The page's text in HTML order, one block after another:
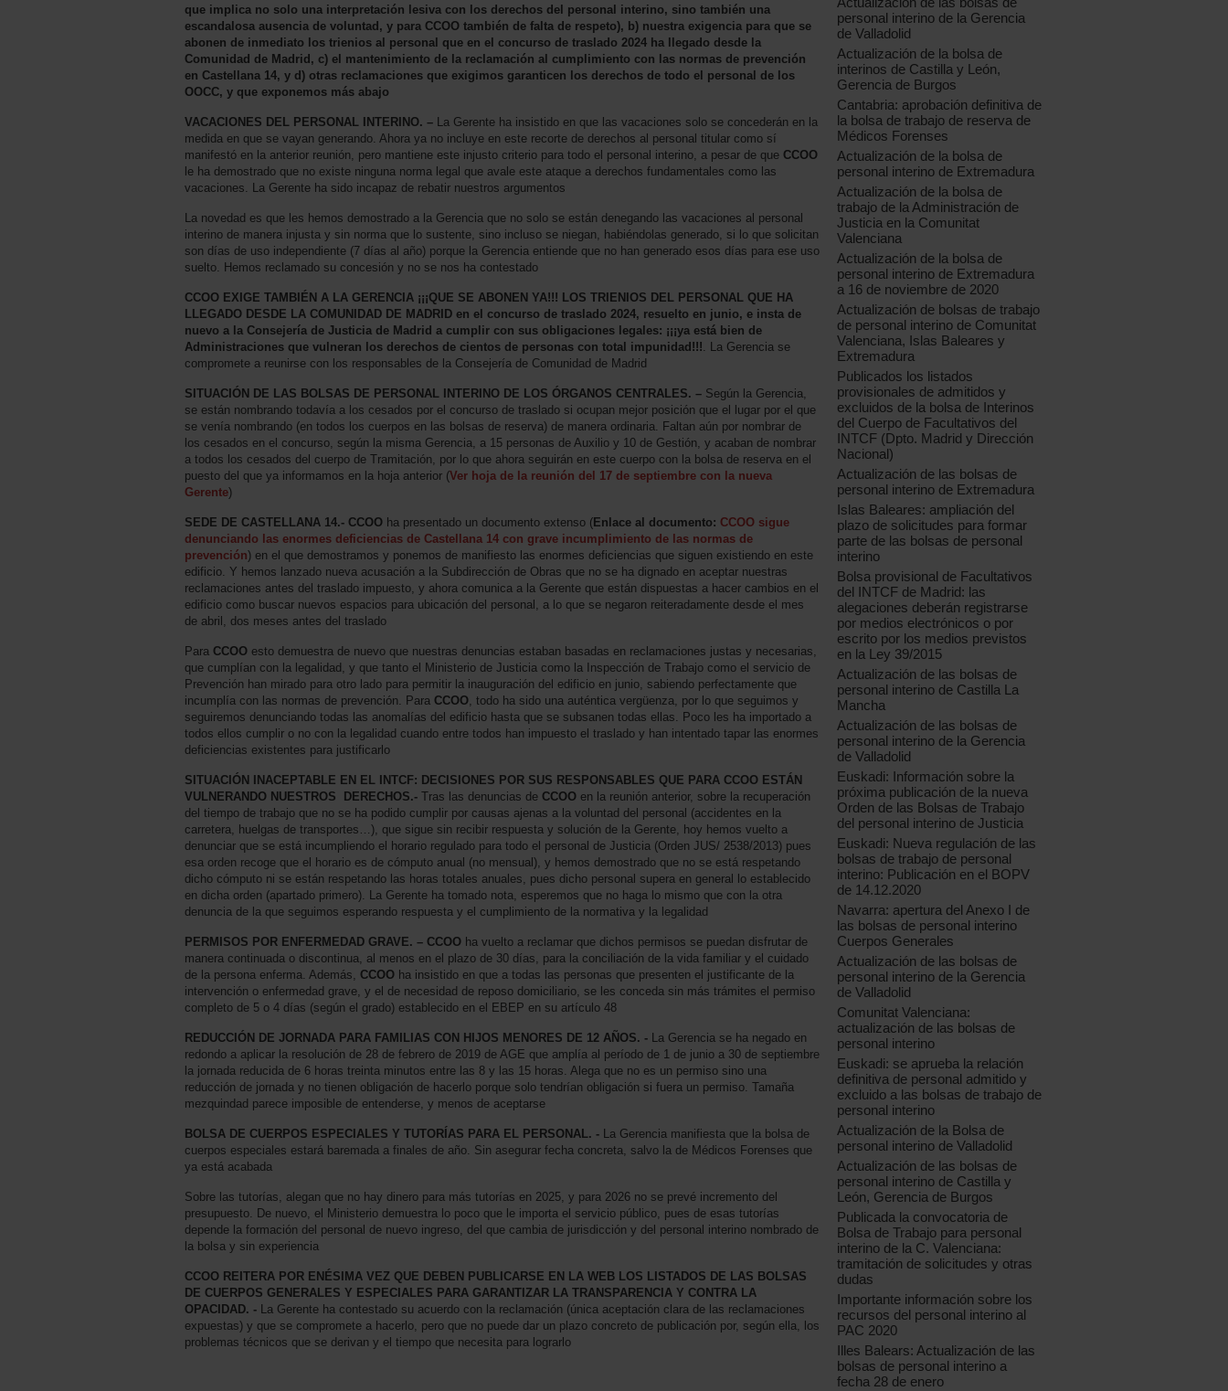
que implica no solo una interpretación lesiva con los derechos del personal interino, sino también una
escandalosa ausencia de voluntad, y para CCOO también de falta de respeto), b) nuestra exigencia para que se
abonen de inmediato los trienios al personal que en el concurso de traslado 2024 ha llegado desde la
Comunidad de Madrid, c) el mantenimiento de la reclamación al cumplimiento con las normas de prevención
en Castellana 14, y d) otras reclamaciones que exigimos garanticen los derechos de todo el personal de los
OOCC, y que exponemos más abajo
VACACIONES DEL PERSONAL INTERINO. – La Gerente ha insistido en que las vacaciones solo se concederán en la
medida en que se vayan generando. Ahora ya no incluye en este recorte de derechos al personal titular como sí
manifestó en la anterior reunión, pero mantiene este injusto criterio para todo el personal interino, a pesar de que CCOO
le ha demostrado que no existe ninguna norma legal que avale este ataque a derechos fundamentales como las
vacaciones. La Gerente ha sido incapaz de rebatir nuestros argumentos
La novedad es que les hemos demostrado a la Gerencia que no solo se están denegando las vacaciones al personal
interino de manera injusta y sin norma que lo sustente, sino incluso se niegan, habiéndolas generado, si lo que solicitan
son días de uso independiente (7 días al año) porque la Gerencia entiende que no han generado esos días para ese uso
suelto. Hemos reclamado su concesión y no se nos ha contestado
CCOO EXIGE TAMBIÉN A LA GERENCIA ¡¡¡QUE SE ABONEN YA!!! LOS TRIENIOS DEL PERSONAL QUE HA
LLEGADO DESDE LA COMUNIDAD DE MADRID en el concurso de traslado 2024, resuelto en junio, e insta de
nuevo a la Consejería de Justicia de Madrid a cumplir con sus obligaciones legales: ¡¡¡ya está bien de
Administraciones que vulneran los derechos de cientos de personas con total impunidad!!! . La Gerencia se
compromete a reunirse con los responsables de la Consejería de Comunidad de Madrid
SITUACIÓN DE LAS BOLSAS DE PERSONAL INTERINO DE LOS ÓRGANOS CENTRALES. – Según la Gerencia,
se están nombrando todavía a los cesados por el concurso de traslado si ocupan mejor posición que el lugar por el que
se venía nombrando (en todos los cuerpos en las bolsas de reserva) de manera ordinaria. Faltan aún por nombrar de
los cesados en el concurso, según la misma Gerencia, a 15 personas de Auxilio y 10 de Gestión, y acaban de nombrar
a todos los cesados del cuerpo de Tramitación, por lo que ahora seguirán en este cuerpo con la bolsa de reserva en el
puesto del que ya informamos en la hoja anterior (Ver hoja de la reunión del 17 de septiembre con la nueva
Gerente)
SEDE DE CASTELLANA 14.- CCOO ha presentado un documento extenso ( Enlace al documento: CCOO sigue
denunciando las enormes deficiencias de Castellana 14 con grave incumplimiento de las normas de
prevención) en el que demostramos y ponemos de manifiesto las enormes deficiencias que siguen existiendo en este
edificio. Y hemos lanzado nueva acusación a la Subdirección de Obras que no se ha dignado en aceptar nuestras
reclamaciones antes del traslado impuesto, y ahora comunica a la Gerente que están dispuestas a hacer cambios en el
edificio como buscar nuevos espacios para ubicación del personal, a lo que se negaron reiteradamente desde el mes
de abril, dos meses antes del traslado
Para CCOO esto demuestra de nuevo que nuestras denuncias estaban basadas en reclamaciones justas y necesarias,
que cumplían con la legalidad, y que tanto el Ministerio de Justicia como la Inspección de Trabajo como el servicio de
Prevención han mirado para otro lado para permitir la inauguración del edificio en junio, sabiendo perfectamente que
incumplía con las normas de prevención. Para CCOO , todo ha sido una auténtica vergüenza, por lo que seguimos y
seguiremos denunciando todas las anomalías del edificio hasta que se subsanen todas ellas. Poco les ha importado a
todos ellos cumplir o no con la legalidad cuando entre todos han impuesto el traslado y han intentado tapar las enormes
deficiencias existentes para justificarlo
SITUACIÓN INACEPTABLE EN EL INTCF: DECISIONES POR SUS RESPONSABLES QUE PARA CCOO ESTÁN
VULNERANDO NUESTROS DERECHOS.- Tras las denuncias de CCOO en la reunión anterior, sobre la recuperación
del tiempo de trabajo que no se ha podido cumplir por causas ajenas a la voluntad del personal (accidentes en la
carretera, huelgas de transportes…), que sigue sin recibir respuesta y solución de la Gerente, hoy hemos vuelto a
denunciar que se está incumpliendo el horario regulado para todo el personal de Justicia (Orden JUS/ 2538/2013) pues
esa orden recoge que el horario es de cómputo anual (no mensual), y hemos demostrado que no se está respetando
dicho cómputo ni se están respetando las horas totales anuales, pues dicho personal supera en general lo establecido
en dicha orden (apartado primero). La Gerente ha tomado nota, esperemos que no haga lo mismo que con la otra
denuncia de la que seguimos esperando respuesta y el cumplimiento de la normativa y la legalidad
PERMISOS POR ENFERMEDAD GRAVE. – CCOO ha vuelto a reclamar que dichos permisos se puedan disfrutar de
manera continuada o discontinua, al menos en el plazo de 30 días, para la conciliación de la vida familiar y el cuidado
de la persona enferma. Además, CCOO ha insistido en que a todas las personas que presenten el justificante de la
intervención o enfermedad grave, y el de necesidad de reposo domiciliario, se les conceda sin más trámites el permiso
completo de 5 o 4 días (según el grado) establecido en el EBEP en su artículo 48
REDUCCIÓN DE JORNADA PARA FAMILIAS CON HIJOS MENORES DE 12 AÑOS. -
La Gerencia se ha negado en
redondo a aplicar la resolución de 28 de febrero de 2019 de AGE que amplía al período de 1 de junio a 30 de septiembre
la jornada reducida de 6 horas treinta minutos entre las 8 y las 15 horas. Alega que no es un permiso sino una
reducción de jornada y no tienen obligación de hacerlo porque solo tendrían obligación si fuera un permiso. Tamaña
mezquindad parece imposible de entenderse, y menos de aceptarse
BOLSA DE CUERPOS ESPECIALES Y TUTORÍAS PARA EL PERSONAL. - La Gerencia manifiesta que la bolsa de
cuerpos especiales estará baremada a finales de año. Sin asegurar fecha concreta, salvo la de Médicos Forenses que
ya está acabada
Sobre las tutorías, alegan que no hay dinero para más tutorías en 2025, y para 2026 no se prevé incremento del
presupuesto. De nuevo, el Ministerio demuestra lo poco que le importa el servicio público, pues de esas tutorías
depende la formación del personal de nuevo ingreso, del que cambia de jurisdicción y del personal interino nombrado de
la bolsa y sin experiencia
CCOO REITERA POR ENÉSIMA VEZ QUE DEBEN PUBLICARSE EN LA WEB LOS LISTADOS DE LAS BOLSAS
DE CUERPOS GENERALES Y ESPECIALES PARA GARANTIZAR LA TRANSPARENCIA Y CONTRA LA
OPACIDAD. -
La Gerente ha contestado su acuerdo con la reclamación (única aceptación clara de las reclamaciones
expuestas) y que se compromete a hacerlo, pero que no puede dar un plazo concreto de publicación por, según ella, los
problemas técnicos que se derivan y el tiempo que necesita para lograrlo
personal interino de la Gerencia
de Valladolid
Actualización de la bolsa de
interinos de Castilla y León,
Gerencia de Burgos
Cantabria: aprobación definitiva de
la bolsa de trabajo de reserva de
Médicos Forenses
Actualización de la bolsa de
personal interino de Extremadura
Actualización de la bolsa de
trabajo de la Administración de
Justicia en la Comunitat
Valenciana
Actualización de la bolsa de
personal interino de Extremadura
a 16 de noviembre de 2020
Actualización de bolsas de trabajo
de personal interino de Comunitat
Valenciana, Islas Baleares y
Extremadura
Publicados los listados
provisionales de admitidos y
excluidos de la bolsa de Interinos
del Cuerpo de Facultativos del
INTCF (Dpto. Madrid y Dirección
Nacional)
Actualización de las bolsas de
personal interino de Extremadura
Islas Baleares: ampliación del
plazo de solicitudes para formar
parte de las bolsas de personal
interino
Bolsa provisional de Facultativos
del INTCF de Madrid: las
alegaciones deberán registrarse
por medios electrónicos o por
escrito por los medios previstos
en la Ley 39/2015
Actualización de las bolsas de
personal interino de Castilla La
Mancha
Actualización de las bolsas de
personal interino de la Gerencia
de Valladolid
Euskadi: Información sobre la
próxima publicación de la nueva
Orden de las Bolsas de Trabajo
del personal interino de Justicia
Euskadi: Nueva regulación de las
bolsas de trabajo de personal
interino: Publicación en el BOPV
de 14.12.2020
Navarra: apertura del Anexo I de
las bolsas de personal interino
Cuerpos Generales
Actualización de las bolsas de
personal interino de la Gerencia
de Valladolid
Comunitat Valenciana:
actualización de las bolsas de
personal interino
Euskadi: se aprueba la relación
definitiva de personal admitido y
excluido a las bolsas de trabajo de
personal interino
Actualización de la Bolsa de
personal interino de Valladolid
Actualización de las bolsas de
personal interino de Castilla y
León, Gerencia de Burgos
Publicada la convocatoria de
Bolsa de Trabajo para personal
interino de la C. Valenciana:
tramitación de solicitudes y otras
dudas
Importante información sobre los
recursos del personal interino al
PAC 2020
Illes Balears: Actualización de las
bolsas de personal interino a
fecha 28 de enero